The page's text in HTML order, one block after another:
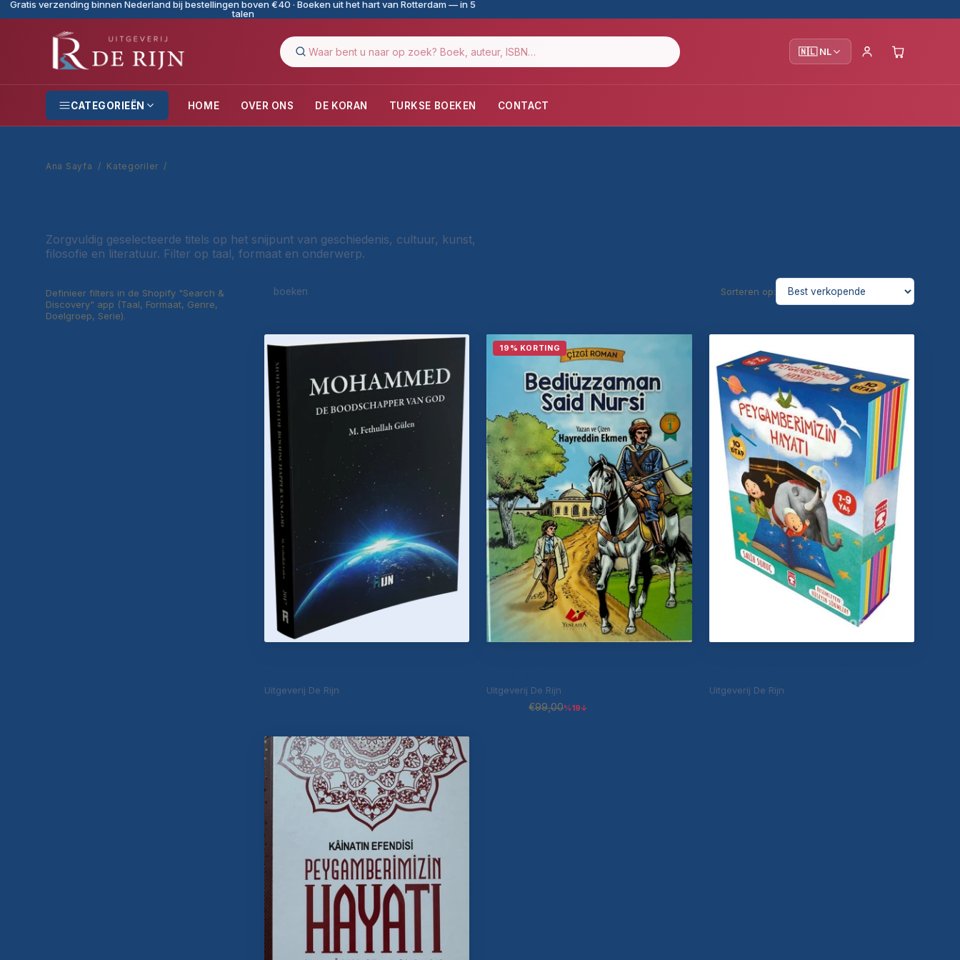
Gratis verzending binnen Nederland bij bestellingen boven €40 · Boeken uit het hart van Rotterdam — in 5
talen
🇳🇱 NL
CATEGORIEËN HOME OVER ONS DE KORAN TURKSE BOEKEN CONTACT
Ana Sayfa / Kategoriler /
Zorgvuldig geselecteerde titels op het snijpunt van geschiedenis, cultuur, kunst,
filosofie en literatuur. Filter op taal, formaat en onderwerp.
Definieer filters in de Shopify "Search &
Discovery" app (Taal, Formaat, Genre,
Doelgroep, Serie).
boeken Sorteren op:
Uitgeverij De Rijn
19% KORTING
Uitgeverij De Rijn
€79,90€99,00%19↓
Uitgeverij De Rijn